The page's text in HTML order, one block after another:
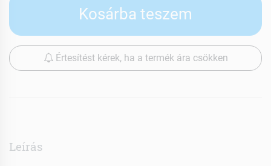
Kosárba teszem
Értesítést kérek, ha a termék ára csökken
Leírás